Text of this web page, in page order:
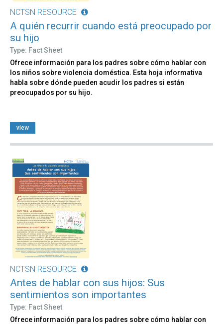
NCTSN RESOURCE
A quién recurrir cuando está preocupado por
su hijo
Type: Fact Sheet
Ofrece información para los padres sobre cómo hablar con
los niños sobre violencia doméstica. Esta hoja informativa
habla sobre dónde pueden acudir los padres si están
preocupados por su hijo.
view
NCTSN RESOURCE
Antes de hablar con sus hijos: Sus
sentimientos son importantes
Type: Fact Sheet
Ofrece información para los padres sobre cómo hablar con